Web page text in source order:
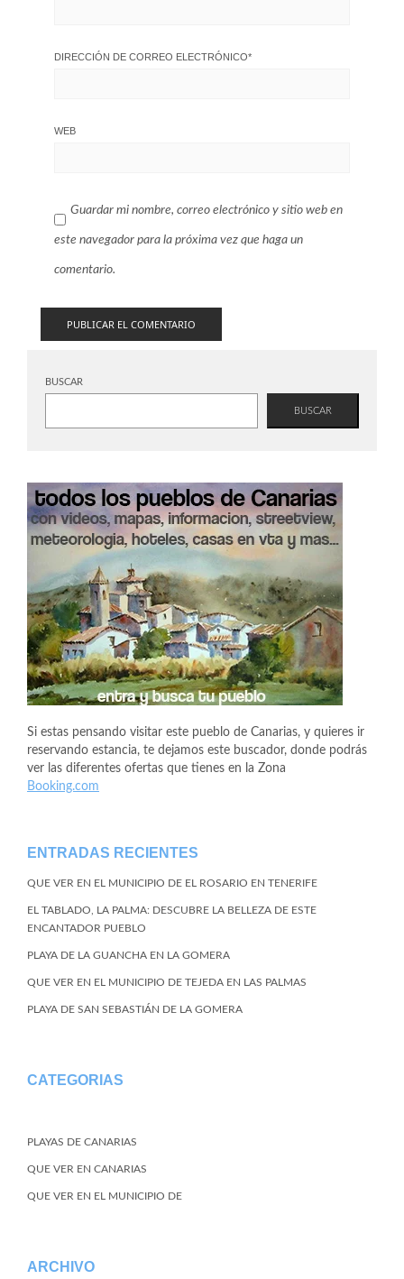
DIRECCIÓN DE CORREO ELECTRÓNICO*
WEB
Guardar mi nombre, correo electrónico y sitio web en
este navegador para la próxima vez que haga un
comentario.
BUSCAR
BUSCAR
Si estas pensando visitar este pueblo de Canarias, y quieres ir
reservando estancia, te dejamos este buscador, donde podrás
ver las diferentes ofertas que tienes en la Zona
Booking.com
ENTRADAS RECIENTES
QUE VER EN EL MUNICIPIO DE EL ROSARIO EN TENERIFE
EL TABLADO, LA PALMA: DESCUBRE LA BELLEZA DE ESTE
ENCANTADOR PUEBLO
PLAYA DE LA GUANCHA EN LA GOMERA
QUE VER EN EL MUNICIPIO DE TEJEDA EN LAS PALMAS
PLAYA DE SAN SEBASTIÁN DE LA GOMERA
CATEGORIAS
PLAYAS DE CANARIAS
QUE VER EN CANARIAS
QUE VER EN EL MUNICIPIO DE
ARCHIVO